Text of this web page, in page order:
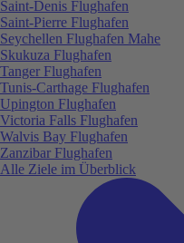
Saint-Denis Flughafen
Saint-Pierre Flughafen
Seychellen Flughafen Mahe
Skukuza Flughafen
Tanger Flughafen
Tunis-Carthage Flughafen
Upington Flughafen
Victoria Falls Flughafen
Walvis Bay Flughafen
Zanzibar Flughafen
Alle Ziele im Überblick